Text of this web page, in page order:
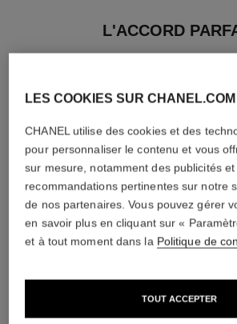
L'ACCORD
Fard à Joues Poudre
LES COOKIES SUR CHANEL.COM
CHANEL utilise des cookies et des
pour personnaliser le contenu et vous
sur mesure, notamment des publicités et
recommandations pertinentes sur notre
de nos partenaires. Vous pouvez gérer
en savoir plus en cliquant sur «
et à tout moment dans la Politique de
TOUT ACCEPTER